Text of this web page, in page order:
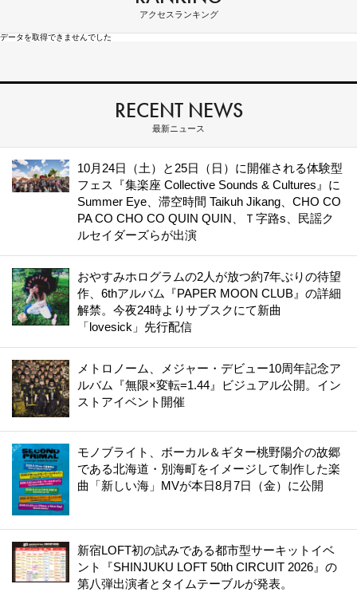
アクセスランキング
データを取得できませんでした
RECENT NEWS
最新ニュース
10月24日（土）と25日（日）に開催される体験型
フェス『集楽座 Collective Sounds & Cultures』に
Summer Eye、滞空時間 Taikuh Jikang、CHO CO
PA CO CHO CO QUIN QUIN、Ｔ字路s、民謡ク
ルセイダーズらが出演
おやすみホログラムの2人が放つ約7年ぶりの待望
作、6thアルバム『PAPER MOON CLUB』の詳細
解禁。今夜24時よりサブスクにて新曲
「lovesick」先行配信
メトロノーム、メジャー・デビュー10周年記念ア
ルバム『無限×変転=1.44』ビジュアル公開。イン
ストアイベント開催
モノブライト、ボーカル＆ギター桃野陽介の故郷
である北海道・別海町をイメージして制作した楽
曲「新しい海」MVが本日8月7日（金）に公開
新宿LOFT初の試みである都市型サーキットイベ
ント『SHINJUKU LOFT 50th CIRCUIT 2026』の
第八弾出演者とタイムテーブルが発表。